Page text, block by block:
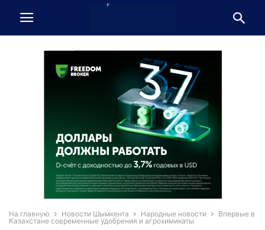
На главную Новости Шымкента Народные новости
Впервые в
Казахстане современные удобрения и агрохимикаты